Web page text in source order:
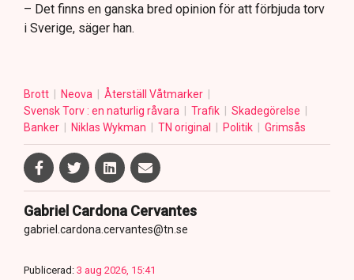
– Det finns en ganska bred opinion för att förbjuda torv
i Sverige, säger han.
Brott Neova
Återställ Våtmarker
Svensk Torv : en naturlig råvara
Trafik
Skadegörelse
Banker
Niklas Wykman TN original Politik Grimsås
Gabriel Cardona Cervantes
gabriel.cardona.cervantes@tn.se
Publicerad: 3 aug 2026, 15:41